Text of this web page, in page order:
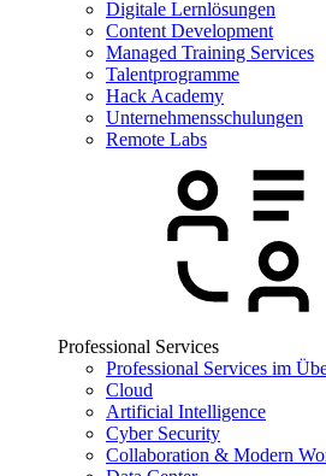
Digitale Lernlösungen
Content Development
Managed Training Services
Talentprogramme
Hack Academy
Unternehmensschulungen
Remote Labs
Professional Services
Professional Services im
Cloud
Artificial Intelligence
Cyber Security
Collaboration & Modern